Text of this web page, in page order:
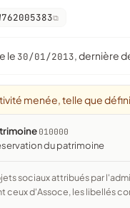
le 30/01/2013, dernière
menée, telle que
010000
du patrimoine
ceux d'Assoce, les libellés